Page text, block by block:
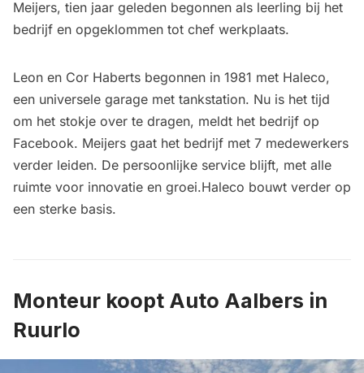
Meijers, tien jaar geleden begonnen als leerling bij het
bedrijf en opgeklommen tot chef werkplaats.
Leon en Cor Haberts begonnen in 1981 met Haleco,
een universele garage met tankstation. Nu is het tijd
om het stokje over te dragen, meldt het bedrijf op
Facebook. Meijers gaat het bedrijf met 7 medewerkers
verder leiden. De persoonlijke service blijft, met alle
ruimte voor innovatie en groei.Haleco bouwt verder op
een sterke basis.
Monteur koopt Auto Aalbers in
Ruurlo